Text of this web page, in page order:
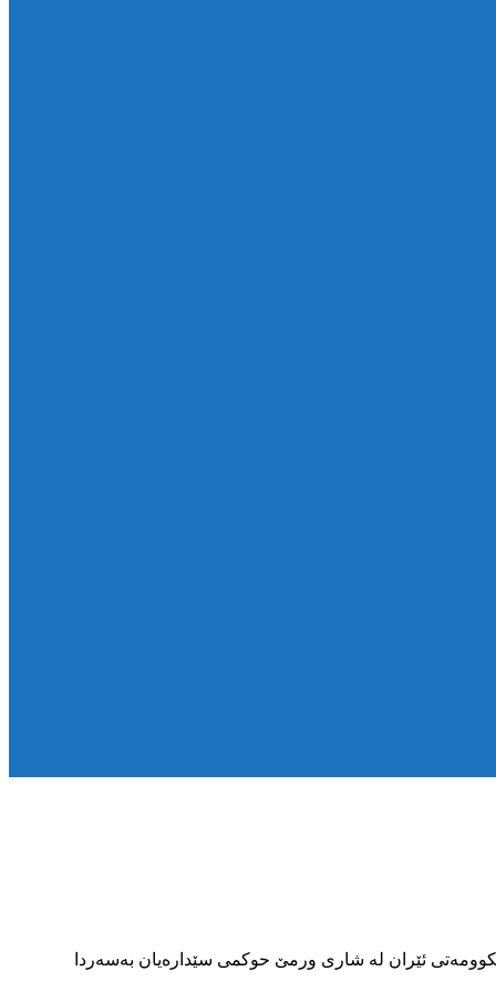
ناوەندیی حکوومەتی ئێران لە شاری ورمێ حوکمی سێدارەیان بەسەردا